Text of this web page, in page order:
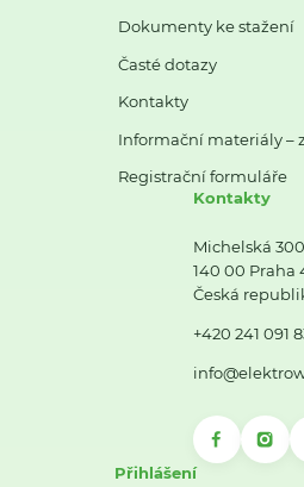
Dokumenty ke stažení
Časté dotazy
Kontakty
Informační materiály –
Registrační formuláře
Kontakty
Michelská
140 00 Praha
Česká
+420 241 091
Přihlášení